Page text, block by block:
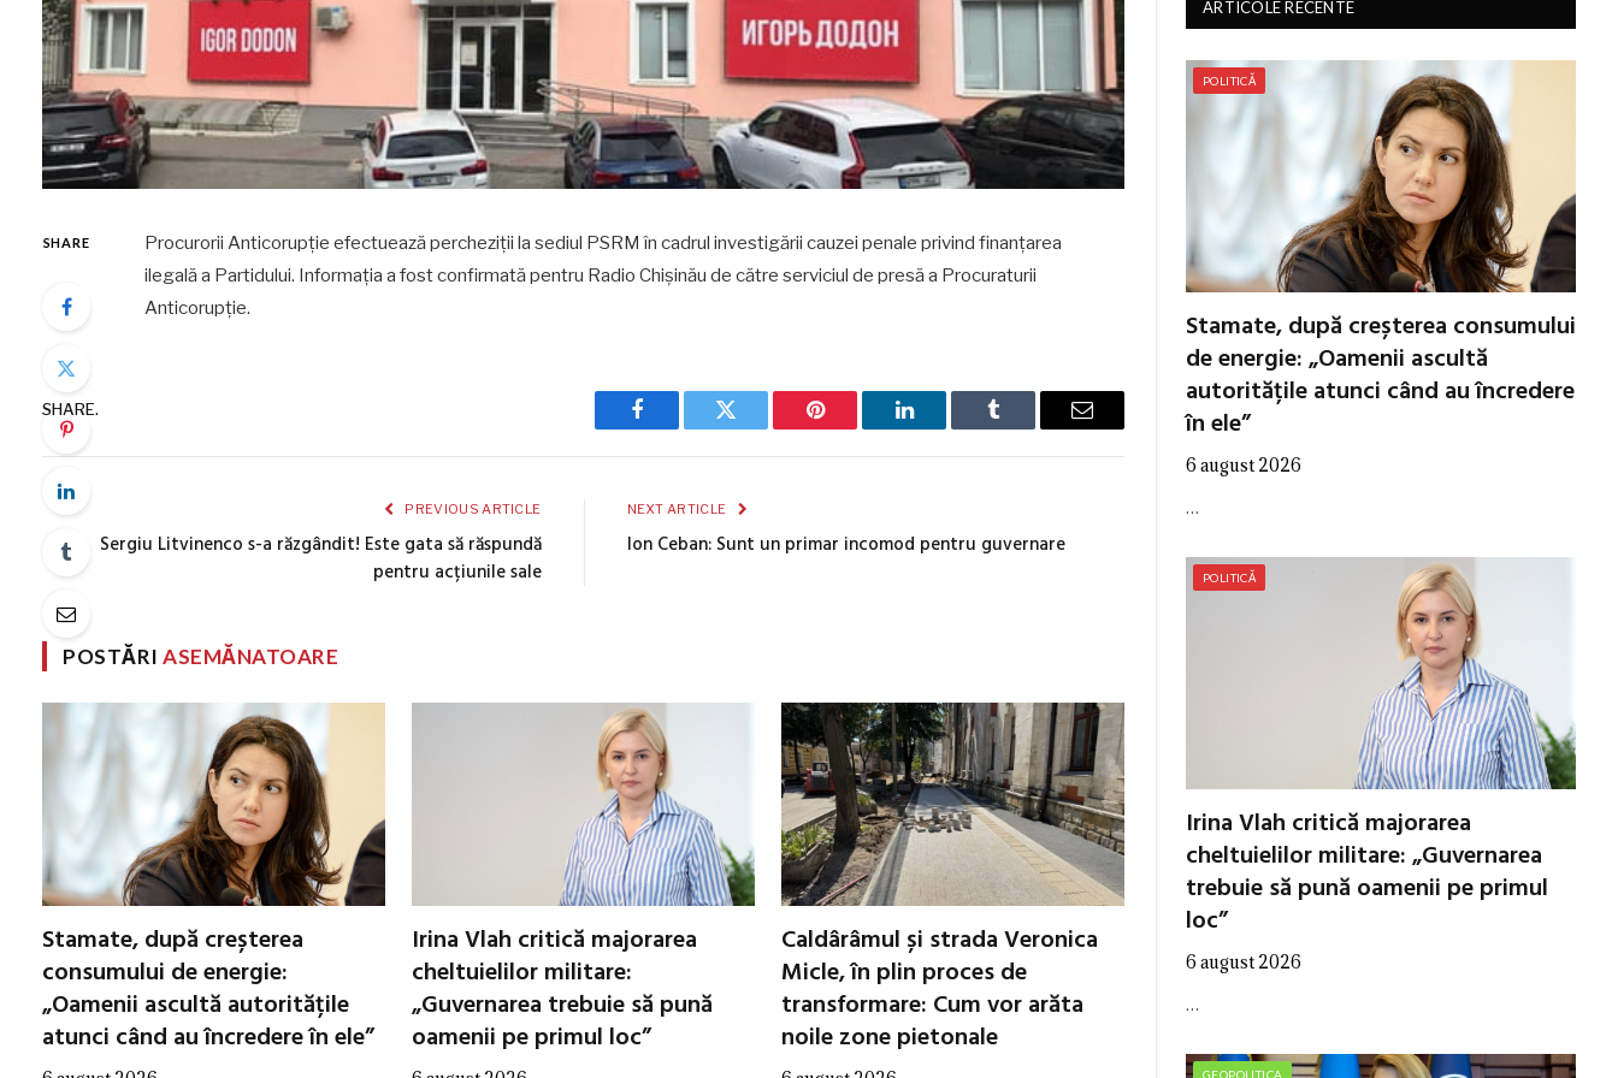
SHARE
Procurorii Anticorupție efectuează percheziții la sediul PSRM în cadrul investigării cauzei penale privind finanțarea
ilegală a Partidului. Informația a fost confirmată pentru Radio Chișinău de către serviciul de presă a Procuraturii
Anticorupție.
SHARE.
Facebook Twitter Pinterest LinkedIn Tumblr Email
PREVIOUS ARTICLE
Sergiu Litvinenco s-a răzgândit! Este gata să răspundă
pentru acțiunile sale
NEXT ARTICLE
Ion Ceban: Sunt un primar incomod pentru guvernare
POSTĂRIASEMĂNATOARE
Stamate, după creșterea
consumului de energie:
„Oamenii ascultă autoritățile
atunci când au încredere în ele”
Irina Vlah critică majorarea
cheltuielilor militare:
„Guvernarea trebuie să pună
oamenii pe primul loc”
Caldârâmul și strada Veronica
Micle, în plin proces de
transformare: Cum vor arăta
noile zone pietonale
ARTICOLE RECENTE
POLITICĂ
Stamate, după creșterea consumului
de energie: „Oamenii ascultă
autoritățile atunci când au încredere
în ele”
6 august 2026
…
POLITICĂ
Irina Vlah critică majorarea
cheltuielilor militare: „Guvernarea
trebuie să pună oamenii pe primul
loc”
6 august 2026
…
GEOPOLITICA